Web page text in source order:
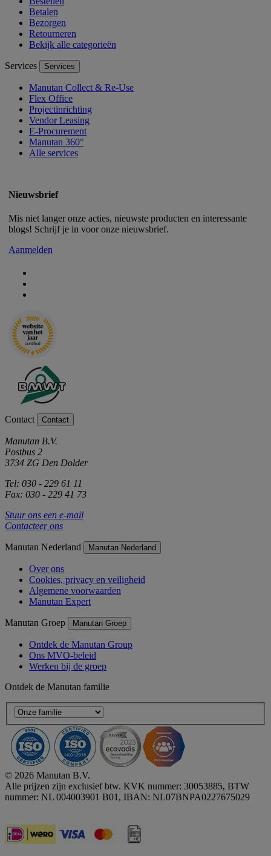
Betalen
Bezorgen
Retourneren
Bekijk alle categorieën
Services Services
Manutan Collect & Re-Use
Flex Office
Projectinrichting
Vendor Leasing
E-Procurement
Manutan 360°
Alle services
Nieuwsbrief
Mis niet langer onze acties, nieuwste producten en interessante
blogs! Schrijf je in voor onze nieuwsbrief.
Aanmelden
Contact Contact
Manutan B.V.
Postbus 2
3734 ZG Den Dolder
Tel: 030 - 229 61 11
Fax: 030 - 229 41 73
Stuur ons een e-mail
Contacteer ons
Manutan Nederland Manutan Nederland
Over ons
Cookies, privacy en veiligheid
Algemene voorwaarden
Manutan Expert
Manutan Groep Manutan Groep
Ontdek de Manutan Group
Ons MVO-beleid
Werken bij de groep
Ontdek de Manutan familie
© 2026 Manutan B.V.
Alle prijzen zijn exclusief btw. KVK nummer: 30053885, BTW
nummer: NL 004003901 B01, IBAN: NL07BNPA0227675029